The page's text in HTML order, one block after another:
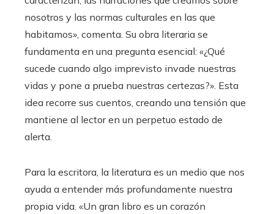
nosotros y las normas culturales en las que
habitamos», comenta. Su obra literaria se
fundamenta en una pregunta esencial: «¿Qué
sucede cuando algo imprevisto invade nuestras
vidas y pone a prueba nuestras certezas?». Esta
idea recorre sus cuentos, creando una tensión que
mantiene al lector en un perpetuo estado de
alerta.
Para la escritora, la literatura es un medio que nos
ayuda a entender más profundamente nuestra
propia vida. «Un gran libro es un corazón